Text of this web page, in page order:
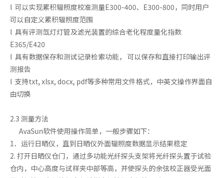
l 可以实现累积辐照度校准测量E300-400、E300-800，同时用户
可以自定义累积辐照度范围
l 具有评测氙灯灯管及滤光装置的综合老化程度量化指数
E365/E420
l 具有数据保存和测试记录检索功能， 可以保存和直接打印输出评
测报告
l 支持txt, xlsx, docx, pdf等多种常用文件格式，中英文操作界面自
由切换
2.3 测量方法
AvaSun软件使用操作简单，一般步骤如下：
1．运行日晒仪，直到日晒仪外面辐照度数据显示结果稳定
2. 打开日晒仪仓门，通过多功能光纤探头支架将光纤探头置于试验
仓内，中心高度与试样夹中部等高，并使探头的余弦校正器受光面